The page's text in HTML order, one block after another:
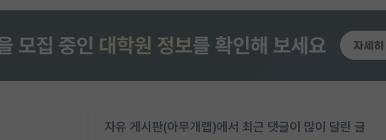
자유 게시판(아무개랩)에서 최근 댓글이 많이 달린 글